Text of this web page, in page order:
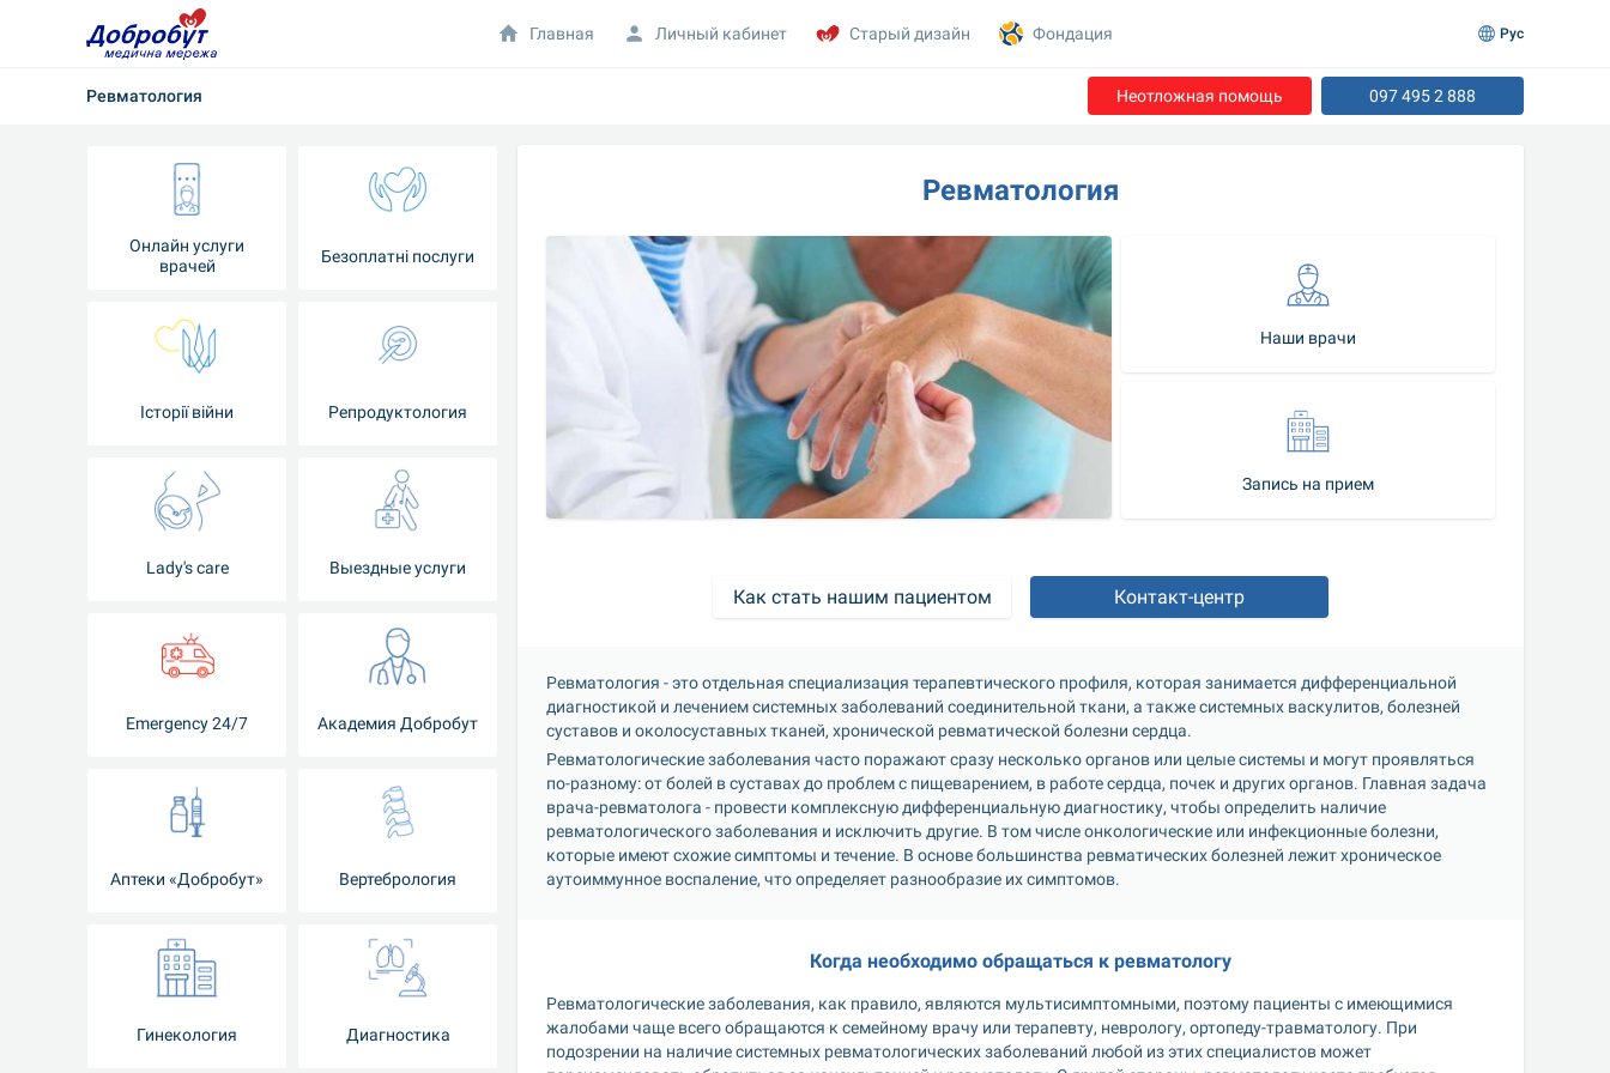
Ревматология Неотложная помощь 097 495 2 888
Онлайн услуги
врачей
Безоплатні послуги
Iсторії війни Репродуктология
Lady's care Выездные услуги
Emergency 24/7 Академия Добробут
Аптеки «Добробут» Вертебрология
Гинекология Диагностика
Ревматология
Наши врачи
Запись на прием
Как стать нашим пациентом Контакт-центр
Ревматология - это отдельная специализация терапевтического профиля, которая занимается дифференциальной
диагностикой и лечением системных заболеваний соединительной ткани, а также системных васкулитов, болезней
суставов и околосуставных тканей, хронической ревматической болезни сердца.
Ревматологические заболевания часто поражают сразу несколько органов или целые системы и могут проявляться
по-разному: от болей в суставах до проблем с пищеварением, в работе сердца, почек и других органов. Главная задача
врача-ревматолога - провести комплексную дифференциальную диагностику, чтобы определить наличие
ревматологического заболевания и исключить другие. В том числе онкологические или инфекционные болезни,
которые имеют схожие симптомы и течение. В основе большинства ревматических болезней лежит хроническое
аутоиммунное воспаление, что определяет разнообразие их симптомов.
Когда необходимо обращаться к ревматологу
Ревматологические заболевания, как правило, являются мультисимптомными, поэтому пациенты с имеющимися
жалобами чаще всего обращаются к семейному врачу или терапевту, неврологу, ортопеду-травматологу. При
подозрении на наличие системных ревматологических заболеваний любой из этих специалистов может
Главная Личный кабинет Старый дизайн Фондация Рус